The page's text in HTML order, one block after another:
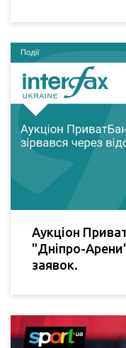
Аукціон
"Дніпро-
заявок.